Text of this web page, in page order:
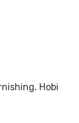
Hobi